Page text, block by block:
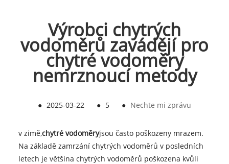
Výrobci chytrých
vodoměrů zavádějí pro
chytré vodoměry
nemrznoucí metody
● 2025-03-22 ● 5 ● Nechte mi zprávu
v zimě,chytré vodoměryjsou často poškozeny mrazem.
Na základě zamrzání chytrých vodoměrů v posledních
letech je většina chytrých vodoměrů poškozena kvůli